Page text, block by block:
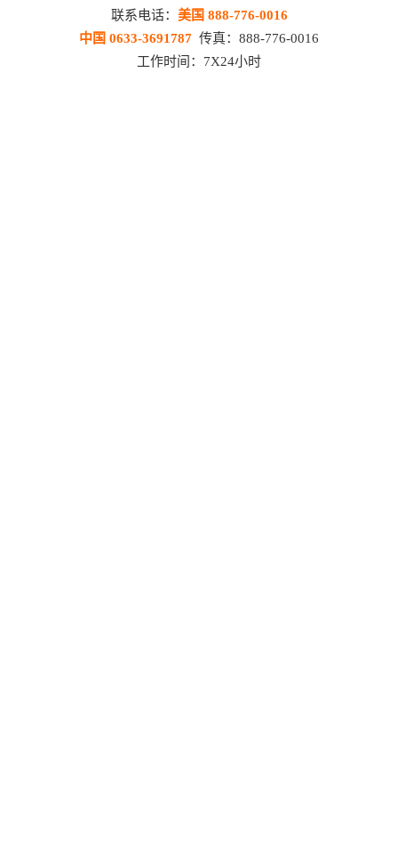
联系电话： 美国 888-776-0016
中国 0633-3691787 传真：888-776-0016
工作时间：7X24小时